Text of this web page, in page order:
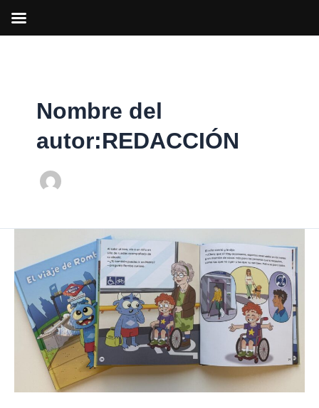
Nombre del
autor:REDACCIÓN
viaje
de
Rombo’,
cuento
enseñar